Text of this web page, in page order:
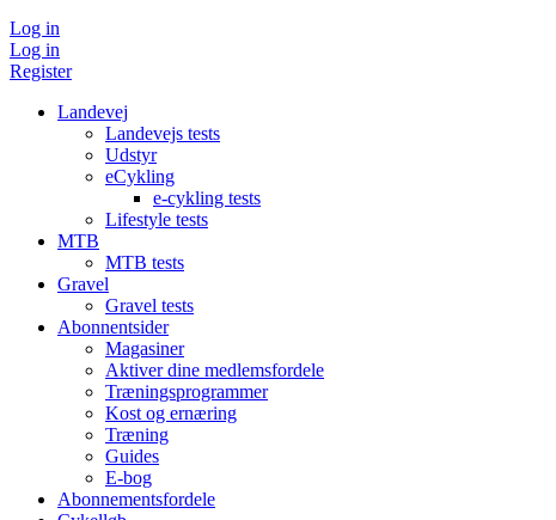
Log in
Log in
Register
Landevej
Landevejs tests
Udstyr
eCykling
e-cykling tests
Lifestyle tests
MTB
MTB tests
Gravel
Gravel tests
Abonnentsider
Magasiner
Aktiver dine medlemsfordele
Træningsprogrammer
Kost og ernæring
Træning
Guides
E-bog
Abonnementsfordele